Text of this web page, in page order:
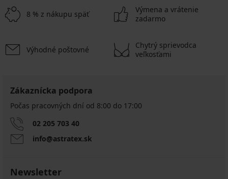
8 % z nákupu späť
Výmena a vrátenie
zadarmo
Výhodné poštovné
Chytrý sprievodca
veľkosťami
Zákaznícka podpora
Počas pracovných dní od 8:00 do 17:00
02 205 703 40
info@astratex.sk
Newsletter